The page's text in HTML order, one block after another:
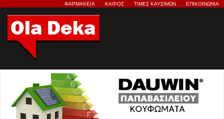
ΦΑΡΜΑΚΕΙΑ ΚΑΙΡΟΣ ΤΙΜΕΣ ΚΑΥΣΙΜΩΝ ΕΠΙΚΟΙΝΩΝΙΑ